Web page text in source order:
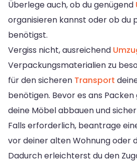
Überlege auch, ob du genügend
organisieren kannst oder ob du
benötigst.
Vergiss nicht, ausreichend
Verpackungsmaterialien zu
für den sicheren Transport
benötigen. Bevor es ans
deine Möbel abbauen und
Falls erforderlich, beantrage
vor deiner alten Wohnung oder
Dadurch erleichterst du den